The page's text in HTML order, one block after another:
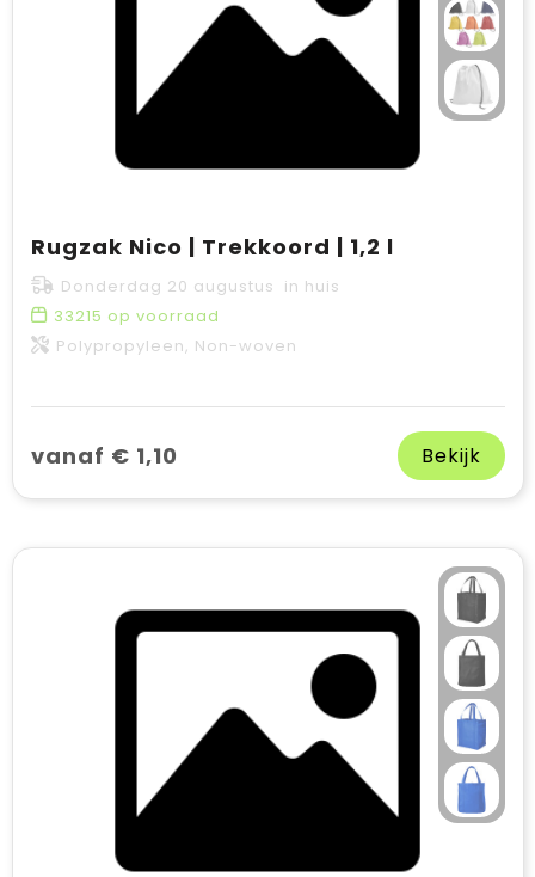
Rugzak Nico | Trekkoord | 1,2 l
Donderdag 20 augustus in huis
33215 op voorraad
Polypropyleen, Non-woven
vanaf € 1,10 Bekijk